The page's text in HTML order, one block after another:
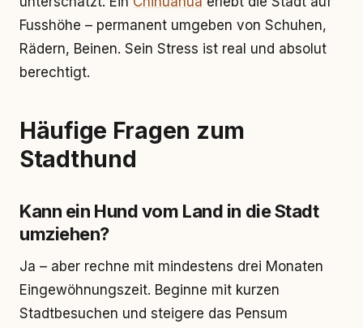
Fusshöhe – permanent umgeben von Schuhen,
Rädern, Beinen. Sein Stress ist real und absolut
berechtigt.
Häufige Fragen zum
Stadthund
Kann ein Hund vom Land in die Stadt
umziehen?
Ja – aber rechne mit mindestens drei Monaten
Eingewöhnungszeit. Beginne mit kurzen
Stadtbesuchen und steigere das Pensum